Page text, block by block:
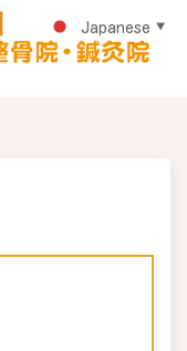
Japanese ▼